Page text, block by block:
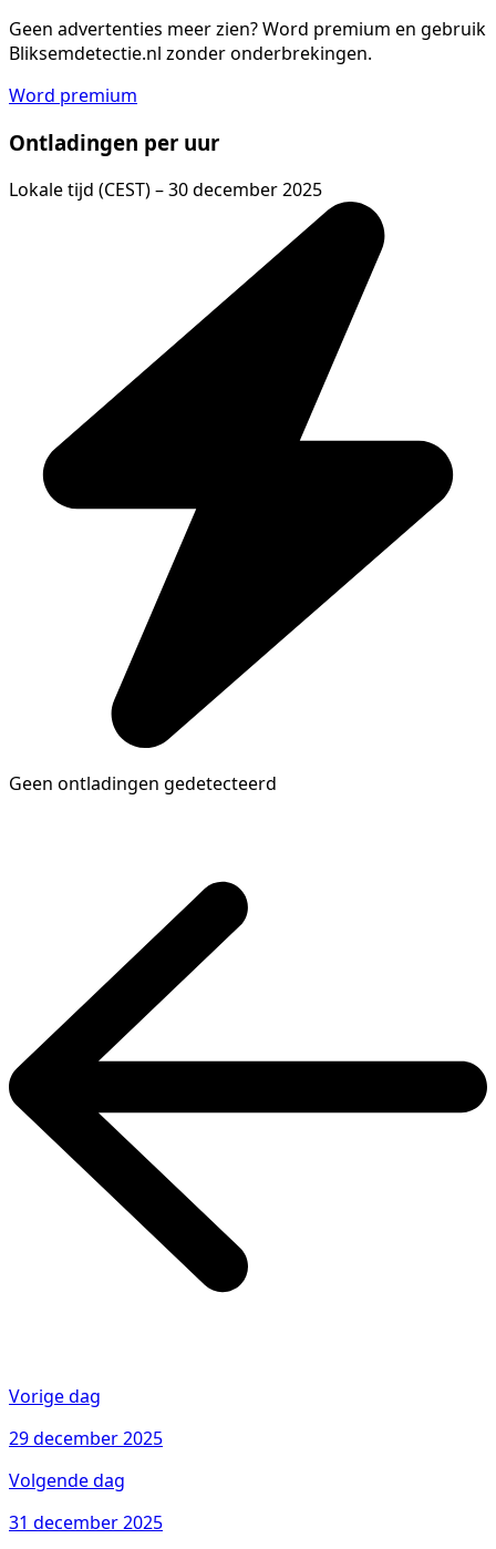
Geen advertenties meer zien?Word premium en gebruik
Bliksemdetectie.nl zonder onderbrekingen.
Word premium
Ontladingen per uur
Lokale tijd (CEST) – 30 december 2025
Geen ontladingen gedetecteerd
Vorige dag
29 december 2025
Volgende dag
31 december 2025